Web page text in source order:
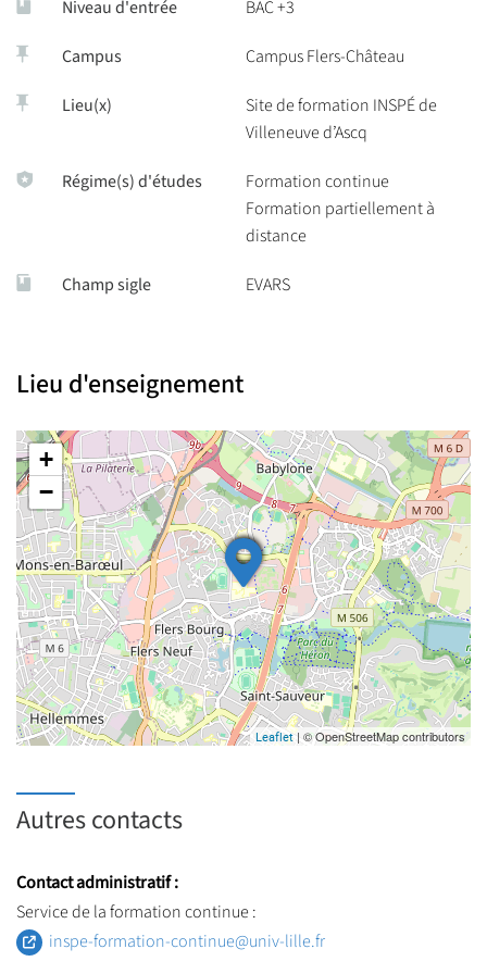
Un ancrage pluridisciplinaire fort ;
Un calendrier étalé sur 10 mois, adapté aux contraintes des
Niveau d'entrée BAC +3
Campus Campus Flers-Château
Lieu(x)
Site de formation INSPÉ de
Villeneuve d’Ascq
Régime(s) d'études
Formation continue
Formation partiellement à
distance
Champ sigle EVARS
Lieu d'enseignement
+
−
Leaflet| © OpenStreetMap contributors
Autres contacts
Contact administratif :
Service de la formation continue :
inspe-formation-continue@univ-lille.fr